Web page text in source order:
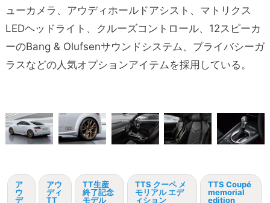
ューカメラ、アウディホールドアシスト、マトリクス
LEDヘッドライト、クルーズコントロール、12スピーカ
ーのBang & Olufsenサウンドシステム、プライバシーガ
ラスなどの人気オプションアイテムを採用している。
ア
ウ
デ
アウ
ディ
TT
TT生産
終了記念
モデル
TTS クーペ メ
モリアル エデ
ィション
TTS Coupé
memorial
edition